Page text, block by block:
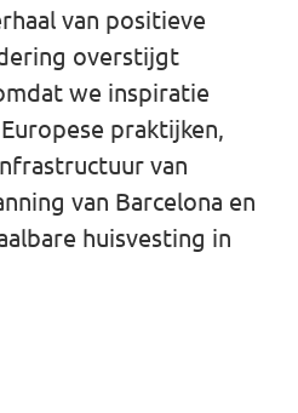
van positieve
overstijgt
we inspiratie
praktijken,
van
van Barcelona en
huisvesting in